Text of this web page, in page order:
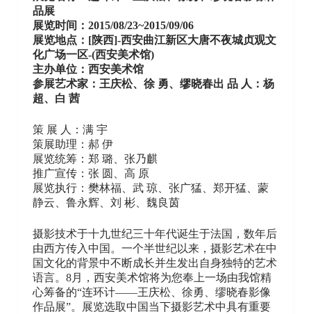
品展
展览时间：2015/08/23~2015/09/06
展览地点：[陕西]-西安曲江新区大唐不夜城贞观文
化广场一区-(西安美术馆)
主办单位：西安美术馆
参展艺术家：王庆松、徐 勇、缪晓春出 品 人：杨
超、白 茜
策 展 人：满 宇
策展助理：郝 伊
展览统筹：郑 璐、张乃麒
推广宣传：张 圆、高 原
展览执行：樊林福、武 琼、张广猛、郑开猛、蒙
静云、鲁永辉、刘 彬、魏良茵
摄影技术于十九世纪三十年代诞生于法国，数年后
由西方传入中国。一个半世纪以来，摄影艺术在中
国文化的背景中不断成长并生发出自身独特的艺术
语言。8月，西安美术馆将为您奉上一场由我馆精
心筹备的“连环计——王庆松、徐勇、缪晓春影像
作品展”。展览选取中国当下摄影艺术中具有重要